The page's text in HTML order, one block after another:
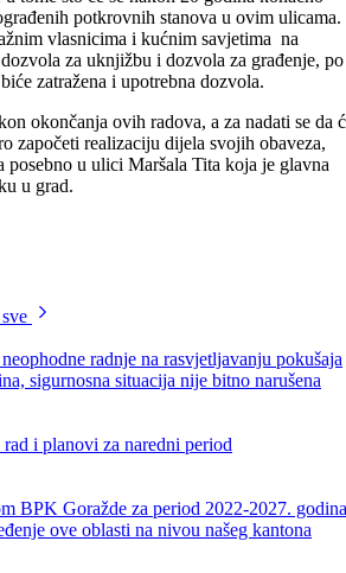
izvedenim radovima. Imamo malo
krovove, što je najbitnije. Ostalo je
koje imaju, stvarno, možda najveće
tegole. Vjetrovi koji su puhali ovih dana